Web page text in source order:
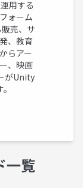
用する
ォーム
売、サ
、教育
らアー
、映画
がUnity
一覧